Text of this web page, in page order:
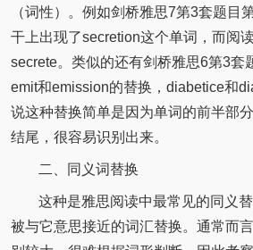
（词性）。例如剑桥雅思7第3套题目
干上出现了secretion这个单词，而阅
secrete。类似的还有剑桥雅思6第3套
emit和emission的替换，diabetice和
说这种替换简单是因为单词的前半部
结尾，很容易识别出来。
二、同义词替换
这种是雅思阅读中最常见的同义
被与它意思接近的词汇替换。通常而